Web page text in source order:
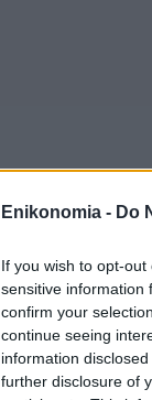
Enikonomia - Do
If you wish to opt-
sensitive information
confirm your
continue seeing
information
further disclosure of